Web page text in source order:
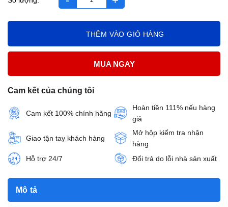
Kiện Khớp Tiêu Thống HVQY số lượng
THÊM VÀO GIỎ HÀNG
MUA NGAY
Cam kết của chúng tôi
Cam kết 100% chính hãng
Hoàn tiền 111% nếu hàng
giả
Giao tận tay khách hàng
Mở hộp kiểm tra nhận
hàng
Hỗ trợ 24/7
Đổi trả do lỗi nhà sản xuất
Mô tả